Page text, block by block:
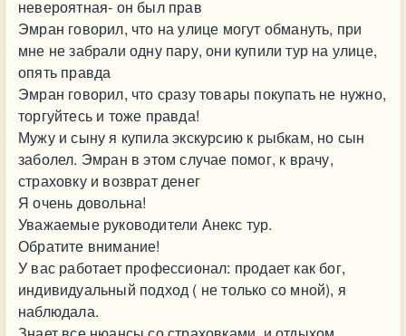
невероятная- он был прав
Эмран говорил, что на улице могут обмануть, при
мне не забрали одну пару, они купили тур на улице,
опять правда
Эмран говорил, что сразу товары покупать не нужно,
торгуйтесь и тоже правда!
Мужу и сыну я купила экскурсию к рыбкам, но сын
заболел. Эмран в этом случае помог, к врачу,
страховку и возврат денег
Я очень довольна!
Уважаемые руководители Анекс тур.
Обратите внимание!
У вас работает профессионал: продает как бог,
индивидуальный подход ( не только со мной), я
наблюдала.